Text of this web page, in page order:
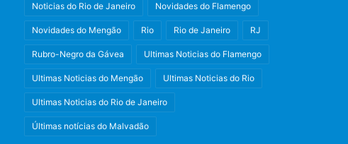
Noticias do Rio de Janeiro Novidades do Flamengo
Novidades do Mengão Rio Rio de Janeiro RJ
Rubro-Negro da Gávea Ultimas Noticias do Flamengo
Ultimas Noticias do Mengão Ultimas Noticias do Rio
Ultimas Noticias do Rio de Janeiro
Últimas notícias do Malvadão